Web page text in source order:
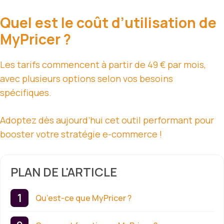
Quel est le coût d’utilisation de
MyPricer ?
Les tarifs commencent à partir de 49 € par mois,
avec plusieurs options selon vos besoins
spécifiques.
Adoptez dès aujourd’hui cet outil performant pour
booster votre stratégie e-commerce !
PLAN DE L'ARTICLE
Qu’est-ce que MyPricer ?